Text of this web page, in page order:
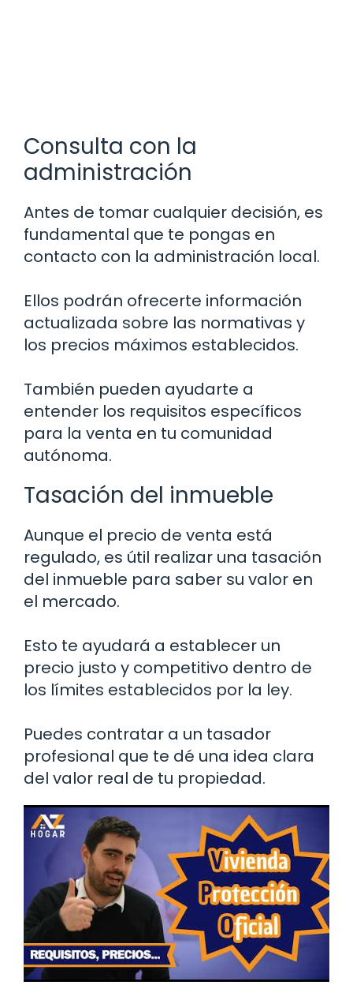
Consulta con la
administración
Antes de tomar cualquier decisión, es
fundamental que te pongas en
contacto con la administración local.
Ellos podrán ofrecerte información
actualizada sobre las normativas y
los precios máximos establecidos.
También pueden ayudarte a
entender los requisitos específicos
para la venta en tu comunidad
autónoma.
Tasación del inmueble
Aunque el precio de venta está
regulado, es útil realizar una tasación
del inmueble para saber su valor en
el mercado.
Esto te ayudará a establecer un
precio justo y competitivo dentro de
los límites establecidos por la ley.
Puedes contratar a un tasador
profesional que te dé una idea clara
del valor real de tu propiedad.